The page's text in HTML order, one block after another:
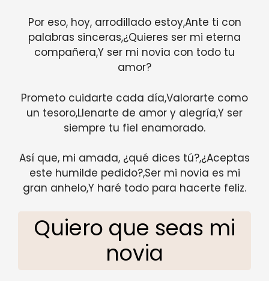
Por eso, hoy, arrodillado estoy,Ante ti con
palabras sinceras,¿Quieres ser mi eterna
compañera,Y ser mi novia con todo tu
amor?
Prometo cuidarte cada día,Valorarte como
un tesoro,Llenarte de amor y alegría,Y ser
siempre tu fiel enamorado.
Así que, mi amada, ¿qué dices tú?,¿Aceptas
este humilde pedido?,Ser mi novia es mi
gran anhelo,Y haré todo para hacerte feliz.
Quiero que seas mi
novia